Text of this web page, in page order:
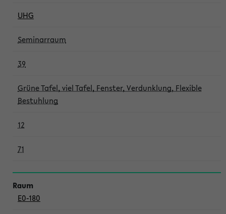
UHG
Seminarraum
39
Grüne Tafel, viel Tafel, Fenster, Verdunklung, Flexible
Bestuhlung
12
71
E0-180